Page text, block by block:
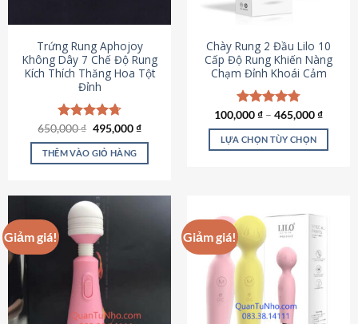
Trứng Rung Aphojoy
Không Dây 7 Chế Độ Rung
Kích Thích Thăng Hoa Tột
Đỉnh
Được xếp
hạng4.72
5 sao
650,000₫ Giá
là:
650,000 ₫.
495,000₫Giá
tại
495,000 ₫.
THÊM VÀO GIỎ HÀNG
Chày Rung 2 Đầu Lilo 10
Cấp Độ Rung Khiến Nàng
Chạm Đỉnh Khoái Cảm
Được xếp
hạng4.80
5 sao
100,000₫ – 465,000₫
LỰA CHỌN TÙY CHỌN
nhiều
biến
thể.
Các
chọn
Giảm giá! Giảm giá!